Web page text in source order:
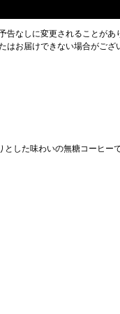
なしに変更されることがあ
お届けできない場合がござ
した味わいの無糖コーヒーで